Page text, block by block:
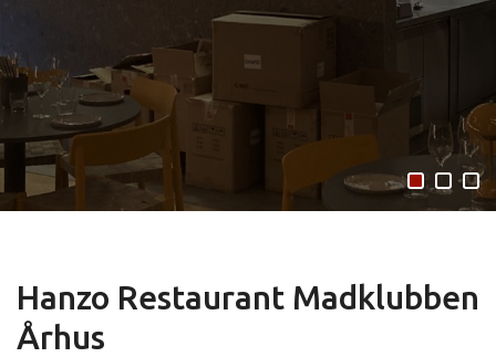
Hanzo Restaurant Madklubben
Århus